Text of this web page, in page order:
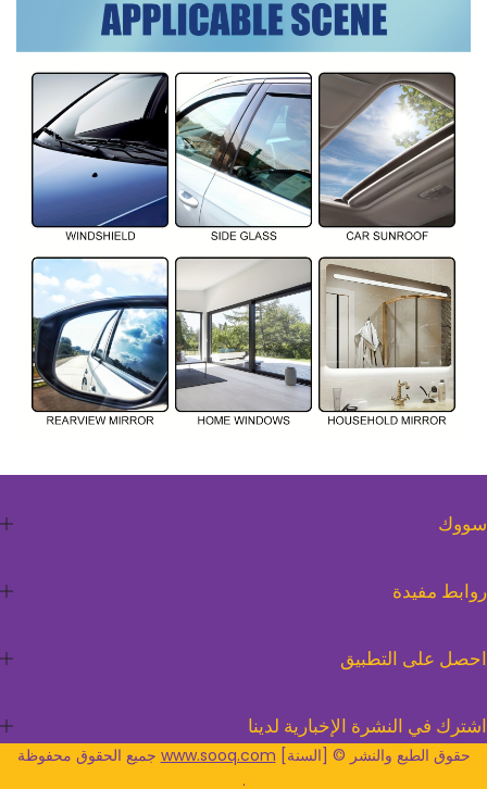
سووك
روابط مفيدة
احصل على التطبيق
اشترك في النشرة الإخبارية لدينا
حقوق الطبع والنشر © [السنة] www.sooq.com جميع الحقوق محفوظة
.